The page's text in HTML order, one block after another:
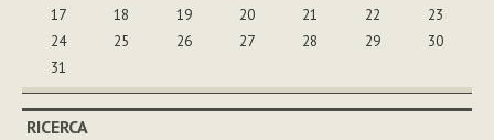
17
18 19 20 21 22
23
24
25 26 27 28 29
30
31
RICERCA